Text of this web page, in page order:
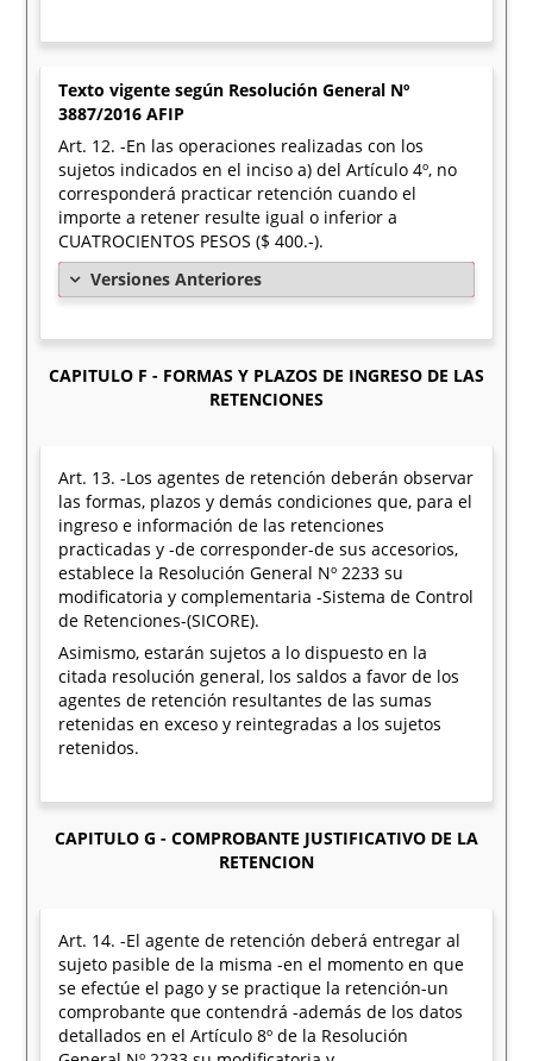
Texto vigente según Resolución General Nº
3887/2016 AFIP
Art. 12. -En las operaciones realizadas con los
sujetos indicados en el inciso a) del Artículo 4º, no
corresponderá practicar retención cuando el
importe a retener resulte igual o inferior a
CUATROCIENTOS PESOS ($ 400.-).
Versiones Anteriores
CAPITULO F - FORMAS Y PLAZOS DE INGRESO DE LAS
RETENCIONES
Art. 13. -Los agentes de retención deberán observar
las formas, plazos y demás condiciones que, para el
ingreso e información de las retenciones
practicadas y -de corresponder-de sus accesorios,
establece la Resolución General Nº 2233 su
modificatoria y complementaria -Sistema de Control
de Retenciones-(SICORE).
Asimismo, estarán sujetos a lo dispuesto en la
citada resolución general, los saldos a favor de los
agentes de retención resultantes de las sumas
retenidas en exceso y reintegradas a los sujetos
retenidos.
CAPITULO G - COMPROBANTE JUSTIFICATIVO DE LA
RETENCION
Art. 14. -El agente de retención deberá entregar al
sujeto pasible de la misma -en el momento en que
se efectúe el pago y se practique la retención-un
comprobante que contendrá -además de los datos
detallados en el Artículo 8º de la Resolución